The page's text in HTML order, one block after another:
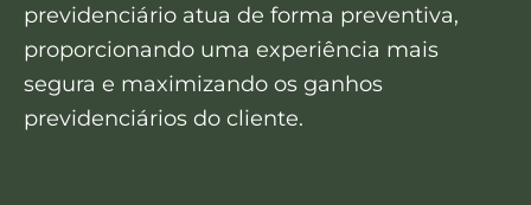
previdenciário atua de forma preventiva,
proporcionando uma experiência mais
segura e maximizando os ganhos
previdenciários do cliente.